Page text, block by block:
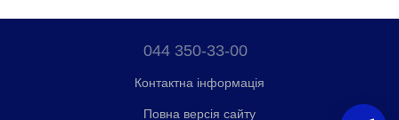
044 350-33-00
Контактна інформація
Повна версія сайту